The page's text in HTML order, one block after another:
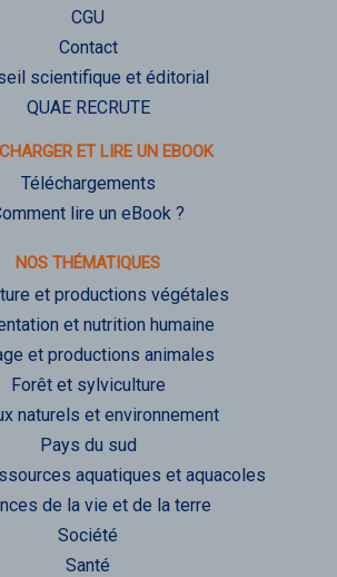
CGU
Contact
scientifique et éditorial
QUAE RECRUTE
ET LIRE UN EBOOK
Téléchargements
lire un eBook ?
NOS THÉMATIQUES
et productions végétales
et nutrition humaine
et productions animales
Forêt et sylviculture
naturels et environnement
Pays du sud
aquatiques et aquacoles
de la vie et de la terre
Société
Santé